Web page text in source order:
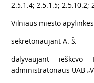
2.5.1.4; 2.5.1.5; 2.5.10.2;
Vilniaus miesto
sekretoriaujant A. Š.
dalyvaujant ieškovo
administratoriaus UAB